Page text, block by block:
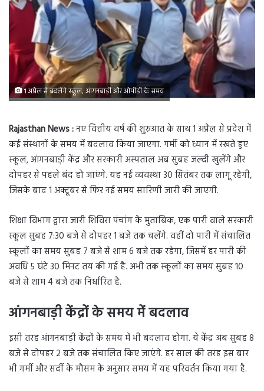
1 अप्रैल से बदलेंगे स्कूल, आंगनबाड़ी और ओपीडी के समय
Rajasthan News :नए वित्तीय वर्ष की शुरुआत के साथ 1 अप्रैल से प्रदेश में
कई संस्थानों के समय में बदलाव किया जाएगा. गर्मी को ध्यान में रखते हुए
स्कूल, आंगनबाड़ी केंद्र और सरकारी अस्पताल अब सुबह जल्दी खुलेंगे और
दोपहर से पहले बंद हो जाएंगे. यह नई व्यवस्था 30 सितंबर तक लागू रहेगी,
जिसके बाद 1 अक्टूबर से फिर नई समय सारिणी जारी की जाएगी.
शिक्षा विभाग द्वारा जारी शिविरा पंचांग के मुताबिक, एक पारी वाले सरकारी
स्कूल सुबह 7:30 बजे से दोपहर 1 बजे तक चलेंगे. वहीं दो पारी में संचालित
स्कूलों का समय सुबह 7 बजे से शाम 6 बजे तक रहेगा, जिसमें हर पारी की
अवधि 5 घंटे 30 मिनट तय की गई है. अभी तक स्कूलों का समय सुबह 10
बजे से शाम 4 बजे तक निर्धारित है.
आंगनबाड़ी केंद्रों के समय में बदलाव
इसी तरह आंगनबाड़ी केंद्रों के समय में भी बदलाव होगा. ये केंद्र अब सुबह 8
बजे से दोपहर 2 बजे तक संचालित किए जाएंगे. हर साल की तरह इस बार
भी गर्मी और सर्दी के मौसम के अनुसार समय में यह परिवर्तन किया गया है.